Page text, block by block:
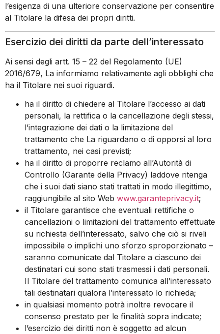
l’esigenza di una ulteriore conservazione per consentire
al Titolare la difesa dei propri diritti.
Esercizio dei diritti da parte dell’interessato
Ai sensi degli artt. 15 – 22 del Regolamento (UE)
2016/679, La informiamo relativamente agli obblighi che
ha il Titolare nei suoi riguardi.
ha il diritto di chiedere al Titolare l’accesso ai dati
personali, la rettifica o la cancellazione degli stessi,
l’integrazione dei dati o la limitazione del
trattamento che La riguardano o di opporsi al loro
trattamento, nei casi previsti;
ha il diritto di proporre reclamo all’Autorità di
Controllo (Garante della Privacy) laddove ritenga
che i suoi dati siano stati trattati in modo illegittimo,
raggiungibile al sito Web www.garanteprivacy.it;
il Titolare garantisce che eventuali rettifiche o
cancellazioni o limitazioni del trattamento effettuate
su richiesta dell’interessato, salvo che ciò si riveli
impossibile o implichi uno sforzo sproporzionato –
saranno comunicate dal Titolare a ciascuno dei
destinatari cui sono stati trasmessi i dati personali.
Il Titolare del trattamento comunica all’interessato
tali destinatari qualora l’interessato lo richieda;
in qualsiasi momento potrà inoltre revocare il
consenso prestato per le finalità sopra indicate;
l’esercizio dei diritti non è soggetto ad alcun